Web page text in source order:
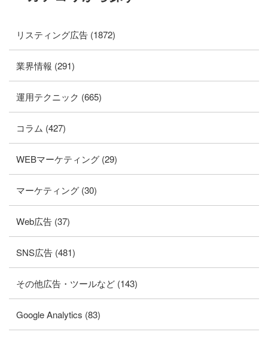
リスティング広告 (1872)
業界情報 (291)
運用テクニック (665)
コラム (427)
WEBマーケティング (29)
マーケティング (30)
Web広告 (37)
SNS広告 (481)
その他広告・ツールなど (143)
Google Analytics (83)